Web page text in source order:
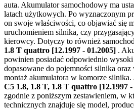
auta. Akumulator samochodowy ma
latach użytkowych. Po wyznaczonym
on swoje właściwości, co objawiać się
uruchomieniem silnika, czy
kierowcy. Dotyczy to również
1.8 T quattro [12.1997 - 01.2005] .
powinien posiadać odpowiednio
dopasowane do pojemności silnika
montaż akumulatora w komorze
C5 1.8, 1.8 T, 1.8 T quattro [12.1997 -
zgodnie z poniższym zestawieniem, w
technicznych znajduje się model,